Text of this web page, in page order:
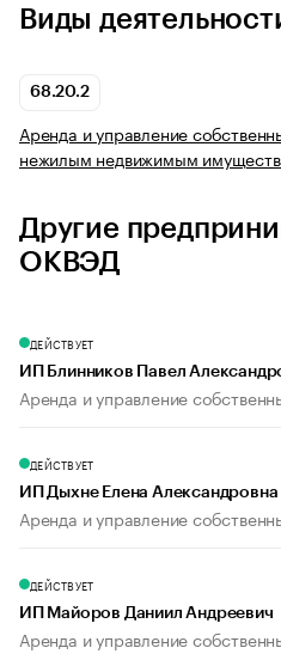
Виды
68.20.2
Аренда и управление
нежилым недвижимым
Другие
ОКВЭД
ДЕЙСТВУЕТ
ИП Блинников Павел
Аренда и управление
ДЕЙСТВУЕТ
ИП Дыхне Елена Александровна
Аренда и управление
ДЕЙСТВУЕТ
ИП Майоров Даниил Андреевич
Аренда и управление